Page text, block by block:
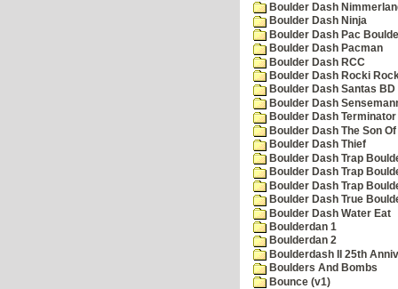
Boulder Dash
Boulder Dash Ninja
Boulder Dash Pac
Boulder Dash Pacman
Boulder Dash RCC
Boulder Dash Rocki
Boulder Dash Santas
Boulder Dash
Boulder Dash
Boulder Dash The Son
Boulder Dash Thief
Boulder Dash Trap
Boulder Dash Trap
Boulder Dash Trap
Boulder Dash True
Boulder Dash Water Eat
Boulderdan 1
Boulderdan 2
Boulderdash II 25th
Boulders And Bombs
Bounce (v1)